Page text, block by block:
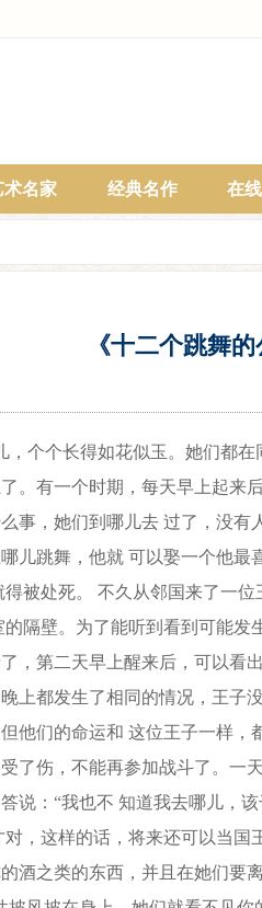
术名家 经典名作 在
《十二个跳舞的
，个个长得如花似玉。她们都
。有一个时期，每天早上起来
事，她们到哪儿去 过了，没
儿跳舞，他就 可以娶一个他最
被处死。 不久从邻国来了一
隔壁。为了能听到看到可能
，第二天早上醒来后，可以看
上都发生了相同的情况，王
他们的命运和 这位王子一样
了伤，不能再参加战斗了。一
说：“我也不 知道我去哪儿，
，这样的话，将来还可以当国
酒之类的东西，并且在她们要